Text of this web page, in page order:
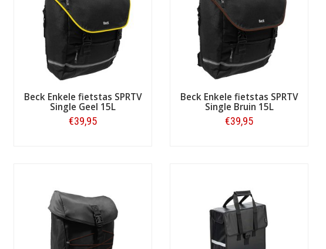
Beck Enkele fietstas SPRTV
Single Geel 15L
€39,95
Beck Enkele fietstas SPRTV
Single Bruin 15L
€39,95